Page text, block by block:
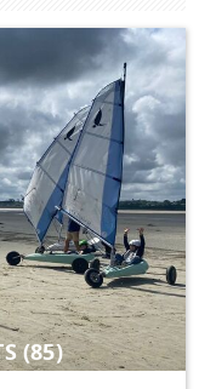
(85)